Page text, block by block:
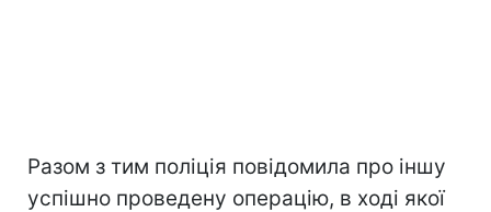
Разом з тим поліція повідомила про іншу
успішно проведену операцію, в ході якої